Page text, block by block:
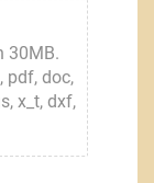
30MB.
pdf, doc,
x_t, dxf,